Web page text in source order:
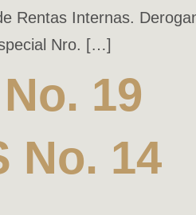
Rentas Internas.
Nro. […]
19
No. 14